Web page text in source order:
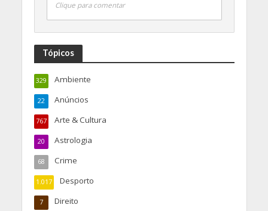
Clique para comentar
Tópicos
Ambiente
329
Anúncios
22
Arte & Cultura
767
Astrologia
20
Crime
68
Desporto
1.017
Direito
7